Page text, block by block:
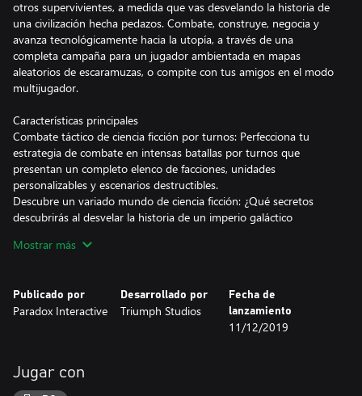
otros supervivientes, a medida que vas desvelando la historia de
una civilización hecha pedazos. Combate, construye, negocia y
avanza tecnológicamente hacia la utopía, a través de una
completa campaña para un jugador ambientada en mapas
aleatorios de escaramuzas, o compite con tus amigos en el modo
multijugador.
Características principales
Combate táctico de ciencia ficción por turnos: Perfecciona tu
estrategia de combate en intensas batallas por turnos que
presentan un completo elenco de facciones, unidades
personalizables y escenarios destructibles.
Descubre un variado mundo de ciencia ficción: ¿Qué secretos
descubrirás al desvelar la historia de un imperio galáctico
suntuosos paisajes, páramos salvajes y megaciudades. Encuentra
Desarrollo de un imperio planetario: Controla el futuro de tu
colonia con una mezcla de avances tecnológicos y desarrollo
social. ¿Vas a crear un paraíso medioambiental o un orden militar
través de la conquista, la diplomacia o las tecnologías del fin del
Mostrar más
Publicado por
Paradox Interactive
Desarrollado por
Triumph Studios
Fecha de
lanzamiento
11/12/2019
Jugar con